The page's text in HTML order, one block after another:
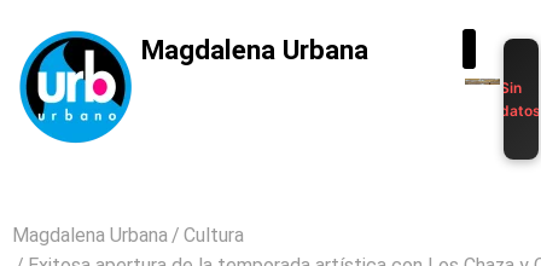
Magdalena Urbana
Sin
datos
Magdalena Urbana
Cultura